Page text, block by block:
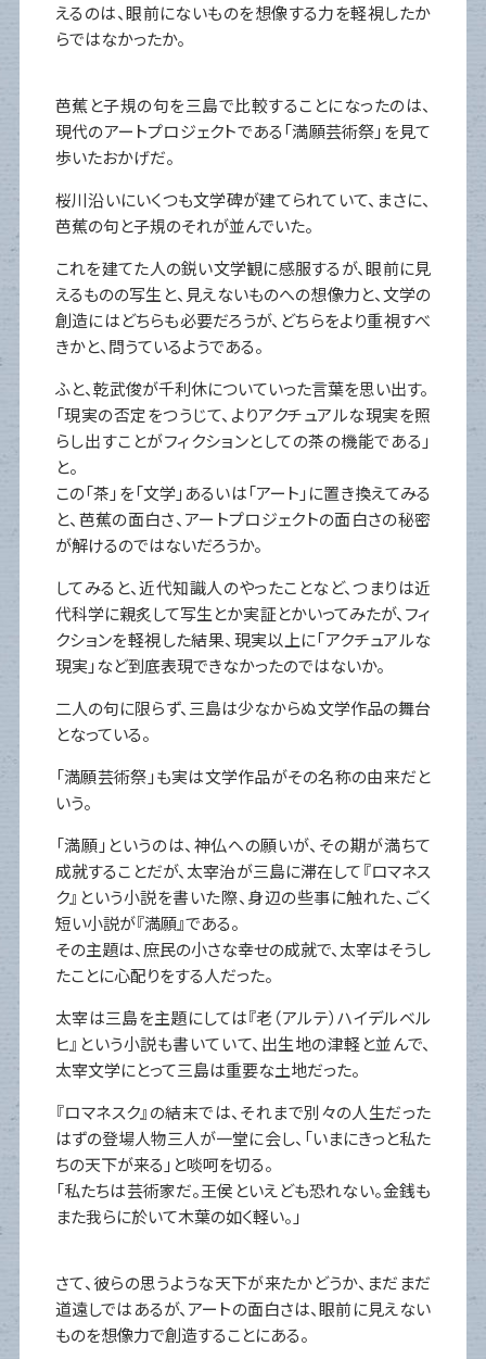
えるのは、眼前にないものを想像する力を軽視したか
らではなかったか。
芭蕉と子規の句を三島で比較することになったのは、
現代のアートプロジェクトである「満願芸術祭」を見て
歩いたおかげだ。
桜川沿いにいくつも文学碑が建てられていて、まさに、
芭蕉の句と子規のそれが並んでいた。
これを建てた人の鋭い文学観に感服するが、眼前に見
えるものの写生と、見えないものへの想像力と、文学の
創造にはどちらも必要だろうが、どちらをより重視すべ
きかと、問うているようである。
ふと、乾武俊が千利休についていった言葉を思い出す。
「現実の否定をつうじて、よりアクチュアルな現実を照
らし出すことがフィクションとしての茶の機能である」
と。
この「茶」を「文学」あるいは「アート」に置き換えてみる
と、芭蕉の面白さ、アートプロジェクトの面白さの秘密
が解けるのではないだろうか。
してみると、近代知識人のやったことなど、つまりは近
代科学に親炙して写生とか実証とかいってみたが、フィ
クションを軽視した結果、現実以上に「アクチュアルな
現実」など到底表現できなかったのではないか。
二人の句に限らず、三島は少なからぬ文学作品の舞台
となっている。
「満願芸術祭」も実は文学作品がその名称の由来だと
いう。
「満願」というのは、神仏への願いが、その期が満ちて
成就することだが、太宰治が三島に滞在して『ロマネス
ク』という小説を書いた際、身辺の些事に触れた、ごく
短い小説が『満願』である。
その主題は、庶民の小さな幸せの成就で、太宰はそうし
たことに心配りをする人だった。
太宰は三島を主題にしては『老（アルテ）ハイデルベル
ヒ』という小説も書いていて、出生地の津軽と並んで、
太宰文学にとって三島は重要な土地だった。
『ロマネスク』の結末では、それまで別々の人生だった
はずの登場人物三人が一堂に会し、「いまにきっと私た
ちの天下が来る」と啖呵を切る。
「私たちは芸術家だ。王侯といえども恐れない。金銭も
また我らに於いて木葉の如く軽い。」
さて、彼らの思うような天下が来たかどうか、まだまだ
道遠しではあるが、アートの面白さは、眼前に見えない
ものを想像力で創造することにある。